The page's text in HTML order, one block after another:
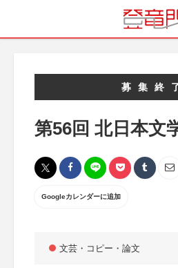
募集終
第56回 北日本文
Googleカレンダーに追加
文芸・コピー・論文